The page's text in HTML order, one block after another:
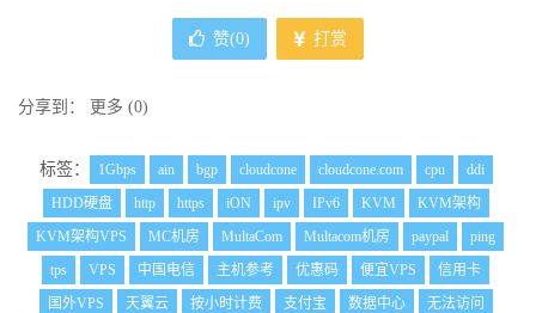
赞(0) 打赏
分享到： 更多 (0)
标签： 1Gbps ain bgp cloudcone cloudcone.com cpu
ddi
HDD硬盘
http https iON ipv IPv6 KVM
KVM架构
KVM架构VPS
MC机房 MultaCom Multacom机房 paypal
ping
tps
VPS 中国电信 主机参考 优惠码 便宜VPS
信用卡
国外VPS
天翼云 按小时计费 支付宝 数据中心
无法访问